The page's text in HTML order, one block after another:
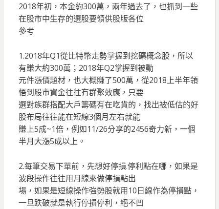
2018年初，本金約300萬，兩年過去了，也抓到一些
在股市中生存的選股要領供股版各位
參考
1.2018年Q1從比特幣走勢掌握到挖礦概念股，所以
有賺大約300萬；2018年Q2掌握到被動
元件漲價題材，也大概賺了500萬，從2018上半年領
悟到股市資金往往有群聚效應，只要
選對族群搭配大戶籌碼有在吃貨的，找出被低估的好
股布局往往能在短線3個月左右就能
賺上5成~1倍，例如11/26分享的2456奇力新，一個
半月大漲5成以上。
2.每筆交易下單前，先想好停損.停利點在哪，如果是
波段操作往往用月線來做停損點出
場，如果是短線操作強勢股就用10日線作為停損點，
一旦跌破就是執行停損停利，絕不凹